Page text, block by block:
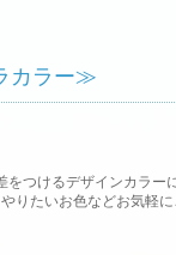
カラー≫
をつけるデザインカラ
やりたいお色などお気